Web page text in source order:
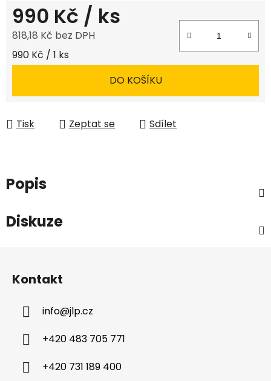
990 Kč / ks
818,18 Kč bez DPH
Měrná cena:
990 Kč / 1 ks
DO KOŠÍKU
Tisk Zeptat se Sdílet
Popis
Diskuze
Kontakt
info@jlp.cz
+420 483 705 771
+420 731 189 400